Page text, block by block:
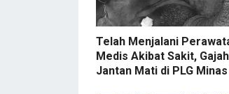
Telah Menjalani
Medis Akibat Sakit, Gajah
Jantan Mati di PLG Minas